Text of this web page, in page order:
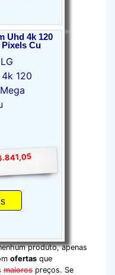
Uhd 4k 120
Pixels Cu
produto, apenas
ofertas que
maiores preços. Se